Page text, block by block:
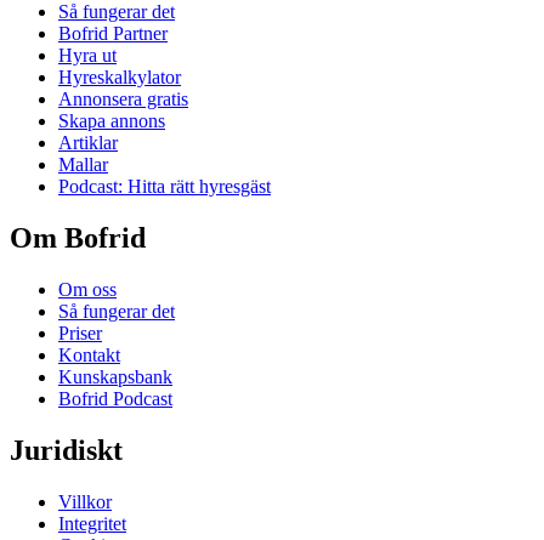
Så fungerar det
Bofrid Partner
Hyra ut
Hyreskalkylator
Annonsera gratis
Skapa annons
Artiklar
Mallar
Podcast: Hitta rätt hyresgäst
Om Bofrid
Om oss
Så fungerar det
Priser
Kontakt
Kunskapsbank
Bofrid Podcast
Juridiskt
Villkor
Integritet